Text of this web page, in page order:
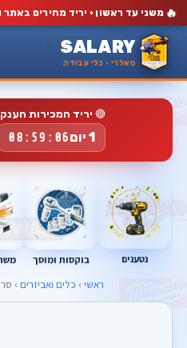
🔥 משני עד ראשון · יריד מחירים
SALARY
סאלרי · כלי עבודה
🔴 יריד המכירות
1 יום 08:59:05
נטענים בוקסות ומוסך
ראשי › כלים ואביזרים › סרט